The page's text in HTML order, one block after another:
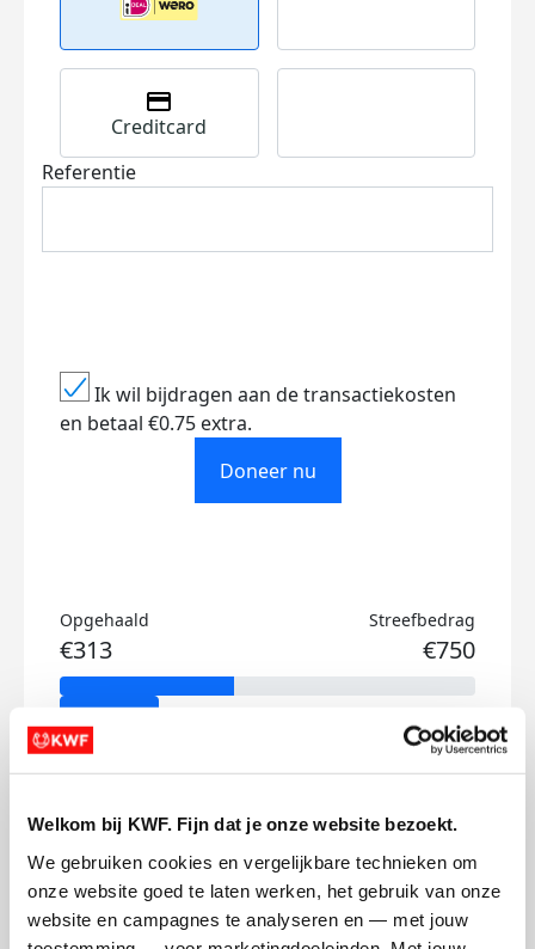
Welkom bij KWF. Fijn dat je onze website bezoekt.
We gebruiken cookies en vergelijkbare technieken om
onze website goed te laten werken, het gebruik van onze
website en campagnes te analyseren en — met jouw
Creditcard
Referentie
Ik wil bijdragen aan de transactiekosten
en betaal €0.75 extra.
Doneer nu
Opgehaald
€313
Streefbedrag
€750